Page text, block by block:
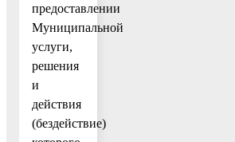
предоставлении
Муниципальной
услуги,
решения
и
действия
(бездействие)